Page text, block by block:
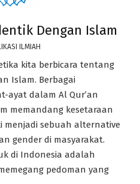
Dengan Islam
ILMIAH
kita berbicara tentang
Islam. Berbagai
ayat dalam Al Qur’an
memandang kesetaraan
menjadi sebuah alternative
gender di masyarakat.
di Indonesia adalah
pedoman yang